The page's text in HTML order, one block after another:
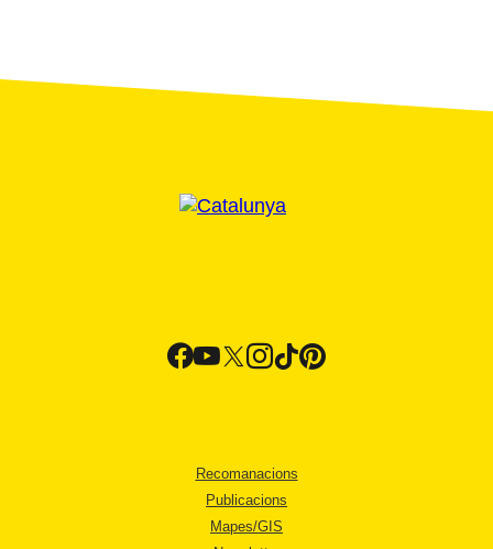
Recomanacions
Publicacions
Mapes/GIS